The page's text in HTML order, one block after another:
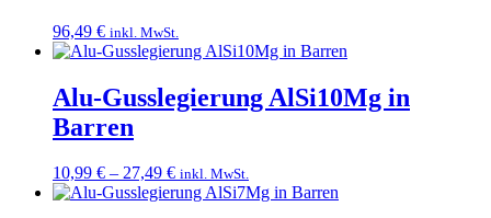
96,49 € inkl. MwSt.
Alu-Gusslegierung AlSi10Mg in
Barren
10,99 € – 27,49 €Preisspanne:
10,99 €
inkl. MwSt.